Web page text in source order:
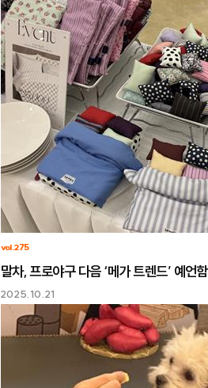
vol.275
말차, 프로야구 다음 ‘메가 트렌드’ 예언함
2025.10.21